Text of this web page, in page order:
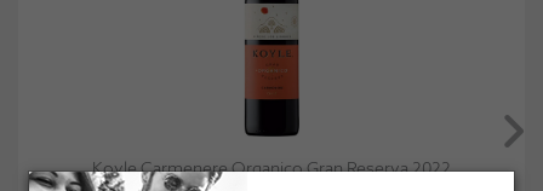
Koyle Carmenere Organico Gran Reserva 2022